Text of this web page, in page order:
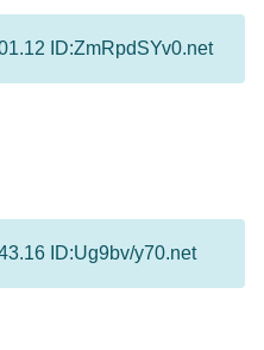
ID:ZmRpdSYv0.net
ID:Ug9bv/y70.net